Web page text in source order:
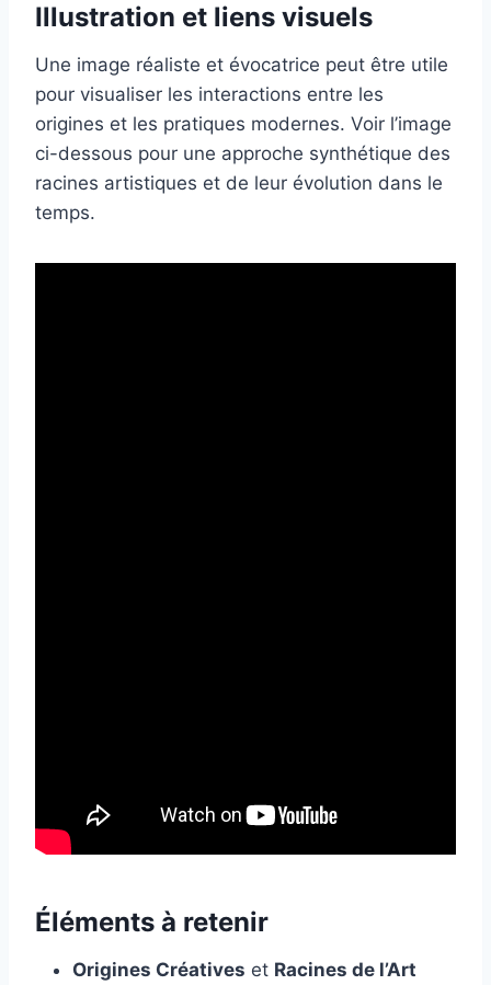
Illustration et liens visuels
Une image réaliste et évocatrice peut être utile
pour visualiser les interactions entre les
origines et les pratiques modernes. Voir l’image
ci-dessous pour une approche synthétique des
racines artistiques et de leur évolution dans le
temps.
Éléments à retenir
Origines Créatives et Racines de l’Art